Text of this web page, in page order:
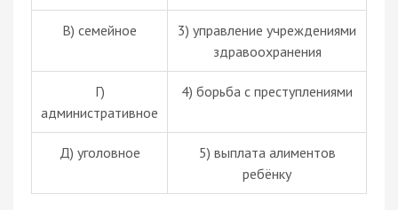
В) семейное
3) управление учреждениями
здравоохранения
Г)
административное
4) борьба с преступлениями
Д) уголовное
5) выплата алиментов
ребёнку